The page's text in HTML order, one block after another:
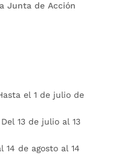
Junta de Acción
el 1 de julio de
13 de julio al 13
de agosto al 14